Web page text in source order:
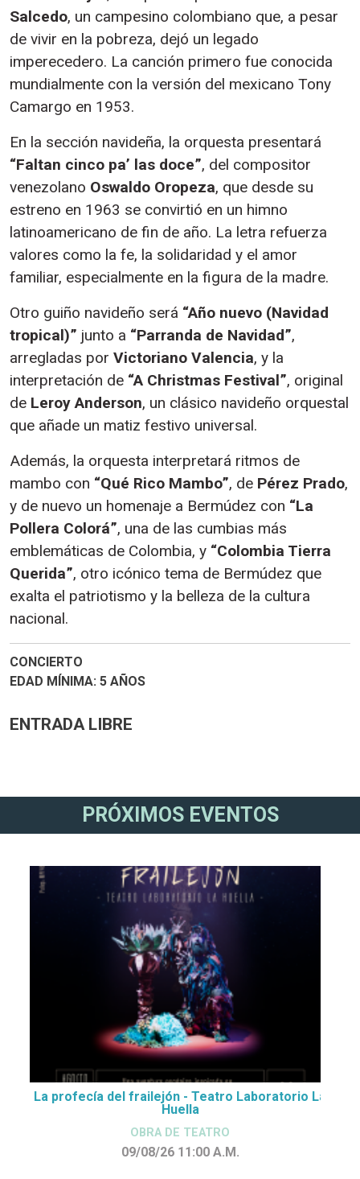
Salcedo, un campesino colombiano que, a pesar
de vivir en la pobreza, dejó un legado
imperecedero. La canción primero fue conocida
mundialmente con la versión del mexicano Tony
Camargo en 1953.
En la sección navideña, la orquesta presentará
“Faltan cinco pa’ las doce”, del compositor
venezolano Oswaldo Oropeza, que desde su
estreno en 1963 se convirtió en un himno
latinoamericano de fin de año. La letra refuerza
valores como la fe, la solidaridad y el amor
familiar, especialmente en la figura de la madre.
Otro guiño navideño será “Año nuevo (Navidad
tropical)” junto a “Parranda de Navidad”,
arregladas por Victoriano Valencia, y la
interpretación de “A Christmas Festival”, original
de Leroy Anderson, un clásico navideño orquestal
que añade un matiz festivo universal.
Además, la orquesta interpretará ritmos de
mambo con “Qué Rico Mambo”, de Pérez Prado,
y de nuevo un homenaje a Bermúdez con “La
Pollera Colorá”, una de las cumbias más
emblemáticas de Colombia, y “Colombia Tierra
Querida”, otro icónico tema de Bermúdez que
exalta el patriotismo y la belleza de la cultura
nacional.
CONCIERTO
EDAD MÍNIMA 5 AÑOS
ENTRADA LIBRE
PRÓXIMOS EVENTOS
La profecía del frailejón - Teatro Laboratorio La
Huella
OBRA DE TEATRO
09/08/26 11:00 A.M.